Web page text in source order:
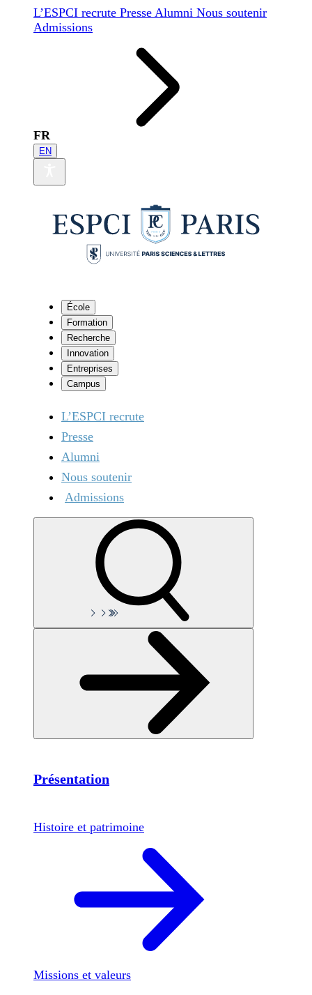
L’ESPCI recrute Presse Alumni Nous soutenir
Admissions
FR
EN
École
Formation
Recherche
Innovation
Entreprises
Campus
L’ESPCI recrute
Presse
Alumni
Nous soutenir
Admissions
Présentation
Histoire et patrimoine
Missions et valeurs